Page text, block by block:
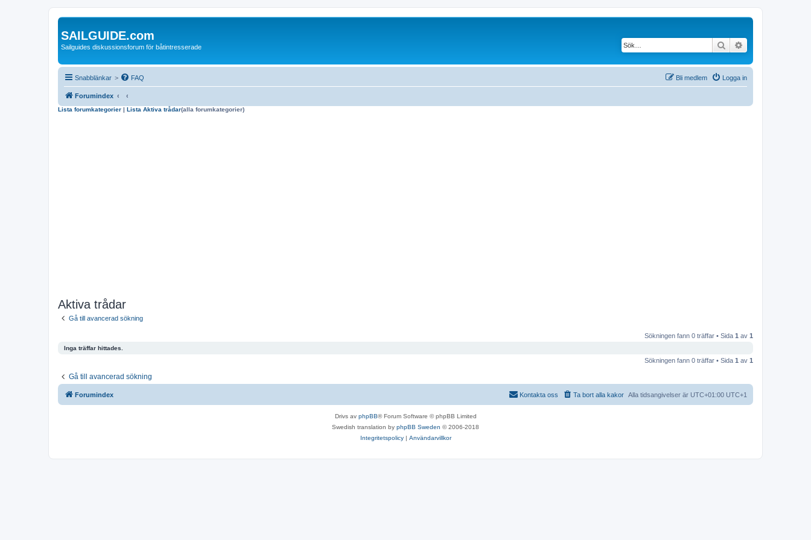
SAILGUIDE.com
Sailguides diskussionsforum för båtintresserade Sök
Snabblänkar > FAQ Logga in
Bli medlem
Forumindex
Lista forumkategorier | Lista Aktiva trådar(alla forumkategorier)
Aktiva trådar
Gå till avancerad sökning
Sökningen fann 0 träffar • Sida 1 av 1
Inga träffar hittades.
Sökningen fann 0 träffar • Sida 1 av 1
Gå till avancerad sökning
Forumindex Alla tidsangivelser är UTC+01:00 UTC+1
Ta bort alla kakor
Kontakta oss
Drivs av phpBB® Forum Software © phpBB Limited
Swedish translation by phpBB Sweden © 2006-2018
Integritetspolicy| Användarvillkor